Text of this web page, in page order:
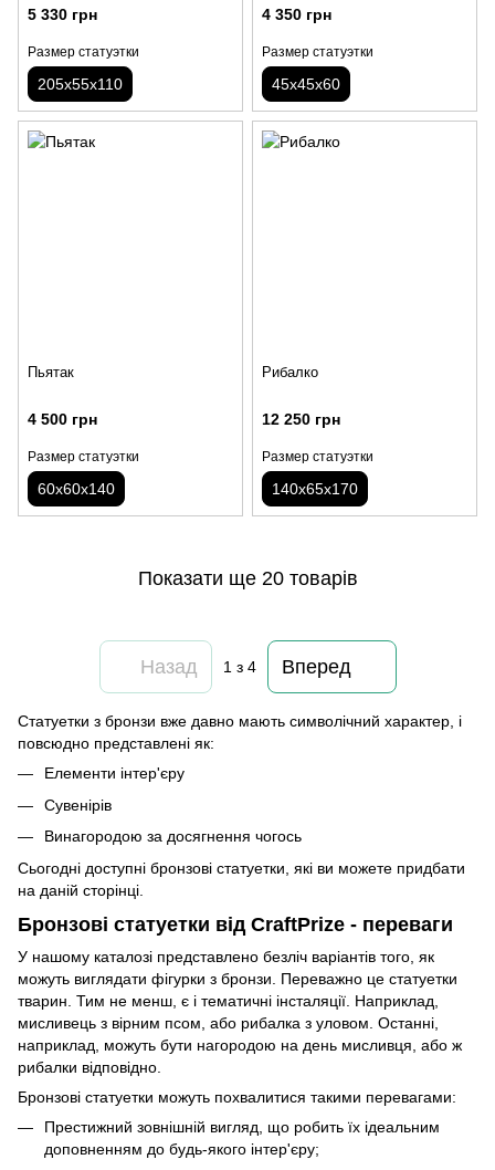
5 330 грн
Размер статуэтки
205х55х110
4 350 грн
Размер статуэтки
45х45х60
Пьятак
4 500 грн
Размер статуэтки
60х60х140
Рибалко
12 250 грн
Размер статуэтки
140х65х170
Показати ще 20 товарів
Назад 1з 4 Вперед
Статуетки з бронзи вже давно мають символічний характер, і
повсюдно представлені як:
Елементи інтер'єру
Сувенірів
Винагородою за досягнення чогось
Сьогодні доступні бронзові статуетки, які ви можете придбати
на даній сторінці.
Бронзові статуетки від CraftPrize - переваги
У нашому каталозі представлено безліч варіантів того, як
можуть виглядати фігурки з бронзи. Переважно це статуетки
тварин. Тим не менш, є і тематичні інсталяції. Наприклад,
мисливець з вірним псом, або рибалка з уловом. Останні,
наприклад, можуть бути нагородою на день мисливця, або ж
рибалки відповідно.
Бронзові статуетки можуть похвалитися такими перевагами:
Престижний зовнішній вигляд, що робить їх ідеальним
доповненням до будь-якого інтер'єру;